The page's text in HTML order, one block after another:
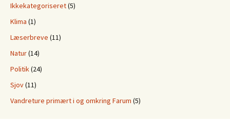
Ikkekategoriseret(5)
Klima (1)
Læserbreve (11)
Natur(14)
Politik(24)
Sjov(11)
Vandreture primært i og omkring Farum (5)